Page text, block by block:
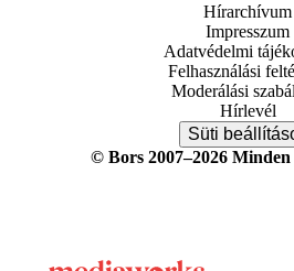
Hírarchívum
Impresszum
Adatvédelmi
Felhasználási
Moderálási
Hírlevél
Süti
© Bors 2007–2026